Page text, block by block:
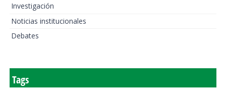
Investigación
Noticias institucionales
Debates
Tags